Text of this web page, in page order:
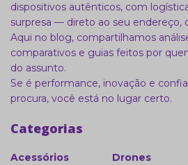
dispositivos autênticos, com
surpresa — direto ao seu endereço,
Aqui no blog, compartilhamos
comparativos e guias feitos por
do assunto.
Se é performance, inovação e
procura, você está no lugar certo.
Categorias
Acessórios
Drones